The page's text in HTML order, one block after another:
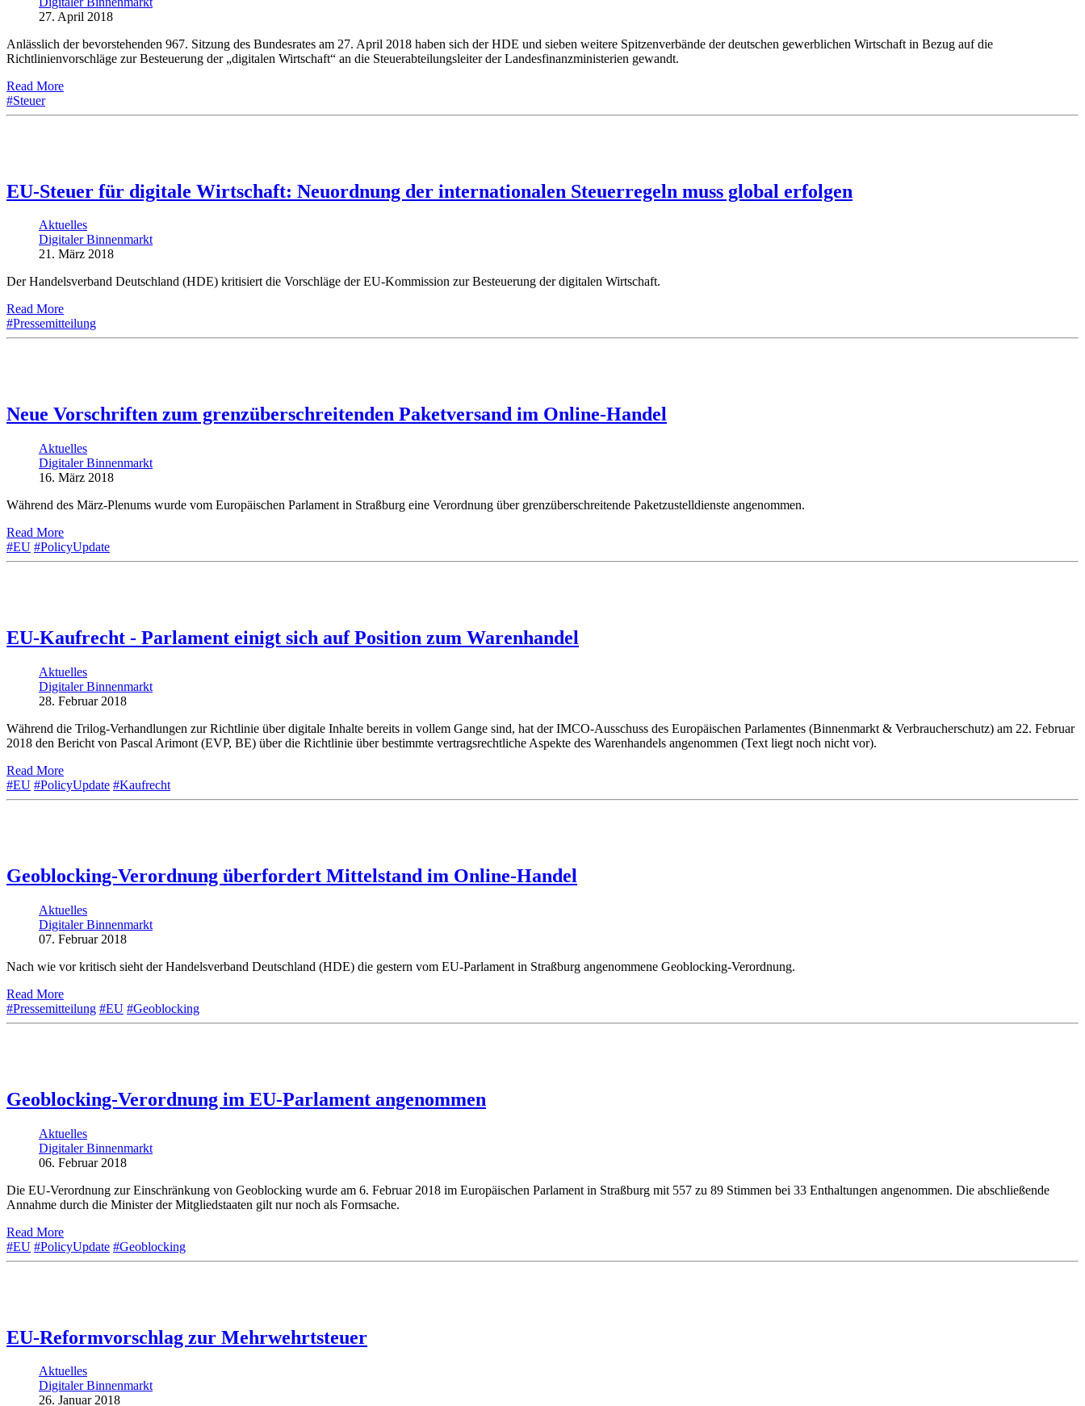
27. April 2018
Anlässlich der bevorstehenden 967. Sitzung des Bundesrates am 27. April 2018 haben sich der HDE und sieben weitere Spitzenverbände der deutschen gewerblichen Wirtschaft in Bezug auf die
Richtlinienvorschläge zur Besteuerung der „digitalen Wirtschaft“ an die Steuerabteilungsleiter der Landesfinanzministerien gewandt.
Read More
#Steuer
EU-Steuer für digitale Wirtschaft: Neuordnung der internationalen Steuerregeln muss global erfolgen
Aktuelles
Digitaler Binnenmarkt
21. März 2018
Der Handelsverband Deutschland (HDE) kritisiert die Vorschläge der EU-Kommission zur Besteuerung der digitalen Wirtschaft.
Read More
#Pressemitteilung
Neue Vorschriften zum grenzüberschreitenden Paketversand im Online-Handel
Aktuelles
Digitaler Binnenmarkt
16. März 2018
Während des März-Plenums wurde vom Europäischen Parlament in Straßburg eine Verordnung über grenzüberschreitende Paketzustelldienste angenommen.
Read More
#EU #PolicyUpdate
EU-Kaufrecht - Parlament einigt sich auf Position zum Warenhandel
Aktuelles
Digitaler Binnenmarkt
28. Februar 2018
Während die Trilog-Verhandlungen zur Richtlinie über digitale Inhalte bereits in vollem Gange sind, hat der IMCO-Ausschuss des Europäischen Parlamentes (Binnenmarkt & Verbraucherschutz) am 22. Februar
2018 den Bericht von Pascal Arimont (EVP, BE) über die Richtlinie über bestimmte vertragsrechtliche Aspekte des Warenhandels angenommen (Text liegt noch nicht vor).
Read More
#EU #PolicyUpdate #Kaufrecht
Geoblocking-Verordnung überfordert Mittelstand im Online-Handel
Aktuelles
Digitaler Binnenmarkt
07. Februar 2018
Nach wie vor kritisch sieht der Handelsverband Deutschland (HDE) die gestern vom EU-Parlament in Straßburg angenommene Geoblocking-Verordnung.
Read More
#Pressemitteilung #EU #Geoblocking
Geoblocking-Verordnung im EU-Parlament angenommen
Aktuelles
Digitaler Binnenmarkt
06. Februar 2018
Die EU-Verordnung zur Einschränkung von Geoblocking wurde am 6. Februar 2018 im Europäischen Parlament in Straßburg mit 557 zu 89 Stimmen bei 33 Enthaltungen angenommen. Die abschließende
Annahme durch die Minister der Mitgliedstaaten gilt nur noch als Formsache.
Read More
#EU #PolicyUpdate #Geoblocking
EU-Reformvorschlag zur Mehrwehrtsteuer
Aktuelles
Digitaler Binnenmarkt
26. Januar 2018